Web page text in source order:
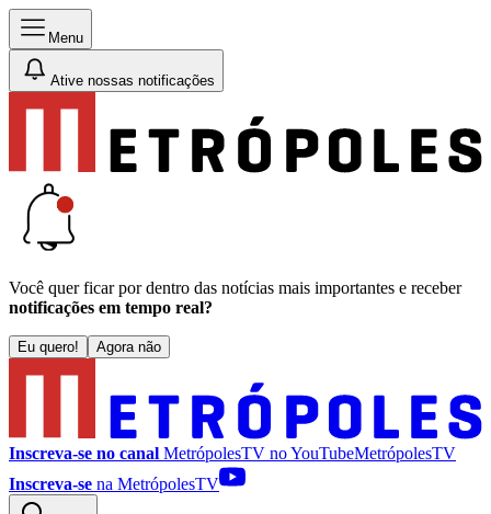
Menu
Ative nossas notificações
Você quer ficar por dentro das notícias mais importantes e receber
notificações em tempo real?
Eu quero! Agora não
Inscreva-se no canal MetrópolesTV noYouTubeMetrópolesTV
Inscreva-se na MetrópolesTV